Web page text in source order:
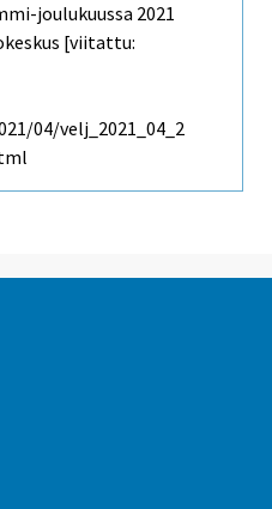
joulukuussa 2021
[viitattu:
04/velj_2021_04_2